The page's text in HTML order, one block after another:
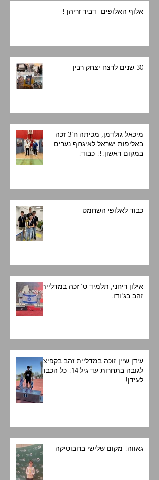
אלוף האלופים- דביר זריהן !
30 שנים לרצח יצחק רבין
מיכאל גולדמן, מכיתה ח'3 זכה
באליפות ישראל לאיגרוף נערים
במקום ראשון!!! כבוד!
כבוד לאלופי השחמט
אילון ריחני, תלמיד ט' זכה במדליית
זהב בג'ודו.
עידן שיין זוכה במדליית זהב בקפיצה
לגובה בתחרות עד גיל 14! כל הכבוד
לעידן!
גאווה! מקום שלישי ברובוטיקה